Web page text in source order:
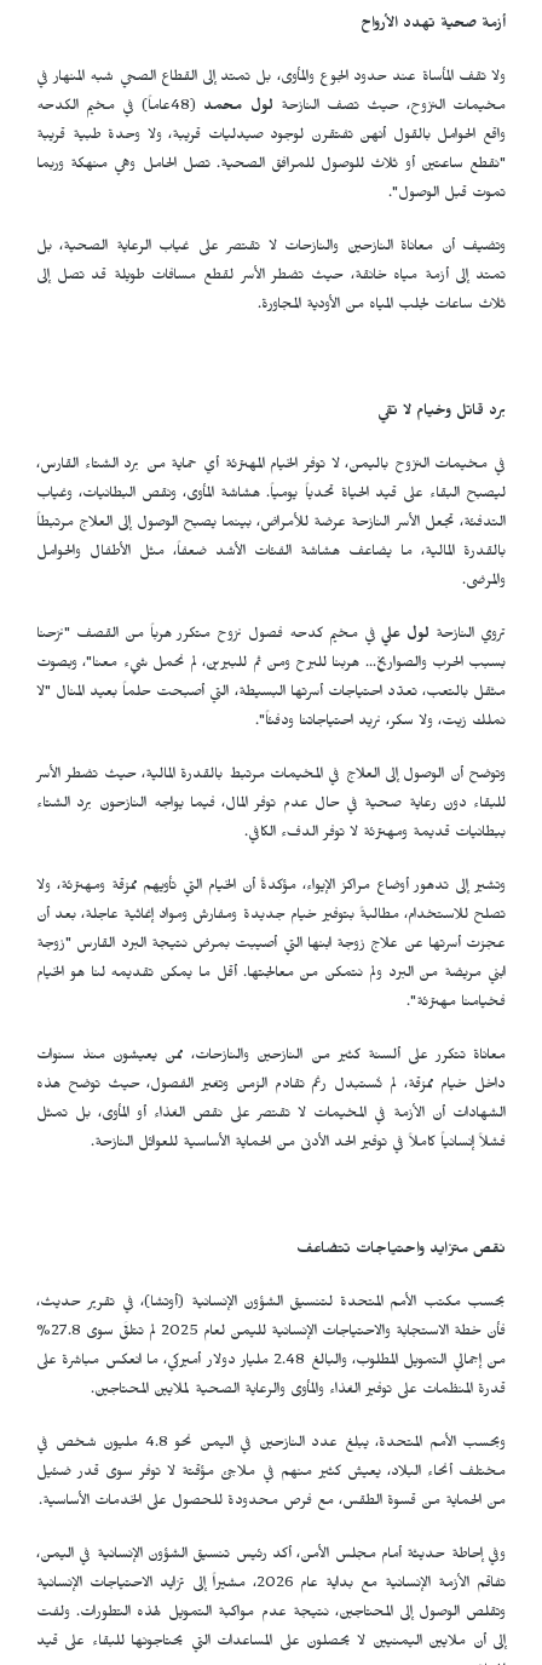
أزمة صحية تهدد الأرواح
ولا تقف المأساة عند حدود الجوع والمأوى، بل تمتد إلى القطاع الصحي شبه المنهار في
مخيمات النزوح، حيث تصف النازحة لول محمد
(48عاماً) في مخيم الكدحه
واقع الحوامل بالقول أنهن تفتقرن لوجود صيدليات قريبة، ولا وحدة طبية قريبة
"نقطع ساعتين أو ثلاث للوصول للمرافق الصحية. تصل الحامل وهي منهكة وربما
تموت قبل الوصول".
وتضيف أن معاناة النازحين والنازحات لا تقتصر على غياب الرعاية الصحية، بل
تمتد إلى أزمة مياه خانقة، حيث تضطر الأسر لقطع مسافات طويلة قد تصل إلى
ثلاث ساعات لجلب المياه من الأودية المجاورة.
برد قاتل وخيام لا تقي
في مخيمات النزوح باليمن، لا توفر الخيام المهترئة أي حماية من برد الشتاء القارس،
ليصبح البقاء على قيد الحياة تحدياً يومياً. هشاشة المأوى، ونقص البطانيات، وغياب
التدفئة، تجعل الأسر النازحة عرضة للأمراض، بينما يصبح الوصول إلى العلاج مرتبطاً
بالقدرة المالية، ما يضاعف هشاشة الفئات الأشد ضعفاً، مثل الأطفال والحوامل
والمرضى.
تروي النازحة لول عليفي مخيم كدحه فصول نزوح متكرر هرباً من القصف "نزحنا
بسبب الحرب والصواريخ… هربنا للبرح ومن ثم للبيرين، لم نحمل شيء معنا"، وبصوت
مثقل بالتعب، تعدّد احتياجات أسرتها البسيطة، التي أصبحت حلماً بعيد المنال "لا
نملك زيت، ولا سكر، نريد احتياجاتنا ودفئاً".
وتوضح أن الوصول إلى العلاج في المخيمات مرتبط بالقدرة المالية، حيث تضطر الأسر
للبقاء دون رعاية صحية في حال عدم توفر المال، فيما يواجه النازحون برد الشتاء
ببطانيات قديمة ومهترئة لا توفر الدفء الكافي.
وتشير إلى تدهور أوضاع مراكز الإيواء، مؤكدةً أن الخيام التي تأويهم ممزقة ومهترئة، ولا
تصلح للاستخدام، مطالبةً بتوفير خيام جديدة ومفارش ومواد إغاثية عاجلة، بعد أن
عجزت أسرتها عن علاج زوجة ابنها التي أصيبت بمرض نتيجة البرد القارس "زوجة
ابني مريضة من البرد ولم نتمكن من معالجتها. أقل ما يمكن تقديمه لنا هو الخيام
فخيامنا مهترئة".
معاناة تتكرر على ألسنة كثير من النازحين والنازحات، ممن يعيشون منذ سنوات
داخل خيام ممزقة، لم تُستبدل رغم تقادم الزمن وتغير الفصول، حيث توضح هذه
الشهادات أن الأزمة في المخيمات لا تقتصر على نقص الغذاء أو المأوى، بل تمثل
فشلاً إنسانياً كاملاً في توفير الحد الأدنى من الحماية الأساسية للعوائل النازحة.
نقص متزايد واحتياجات تتضاعف
بحسب مكتب الأمم المتحدة لتنسيق الشؤون الإنسانية (أوتشا)، في تقرير حديث،
فأن خطة الاستجابة والاحتياجات الإنسانية لليمن لعام 2025 لم تتلقَّ سوى 27.8%
من إجمالي التمويل المطلوب، والبالغ 2.48 مليار دولار أميركي، ما انعكس مباشرة على
قدرة المنظمات على توفير الغذاء والمأوى والرعاية الصحية لملايين المحتاجين.
وبحسب الأمم المتحدة، يبلغ عدد النازحين في اليمن نحو 4.8 مليون شخص في
مختلف أنحاء البلاد، يعيش كثير منهم في ملاجئ مؤقتة لا توفر سوى قدر ضئيل
من الحماية من قسوة الطقس، مع فرص محدودة للحصول على الخدمات الأساسية.
وفي إحاطة حديثة أمام مجلس الأمن، أكد رئيس تنسيق الشؤون الإنسانية في اليمن،
تفاقم الأزمة الإنسانية مع بداية عام 2026، مشيراً إلى تزايد الاحتياجات الإنسانية
وتقلص الوصول إلى المحتاجين، نتيجة عدم مواكبة التمويل لهذه التطورات. ولفت
إلى أن ملايين اليمنيين لا يحصلون على المساعدات التي يحتاجونها للبقاء على قيد